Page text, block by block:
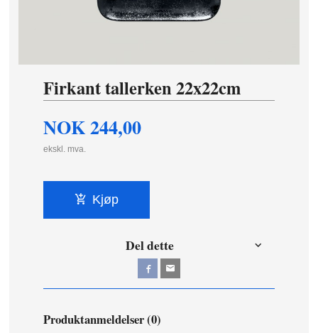
Firkant tallerken 22x22cm
NOK244,00
ekskl. mva.
Kjøp
Del dette
Produktanmeldelser (0)